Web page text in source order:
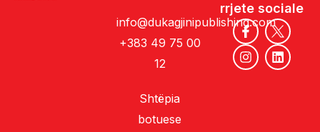
info@dukagjinipublishing.com
+383 49 75 00
12
Shtëpia
botuese
rrjete sociale